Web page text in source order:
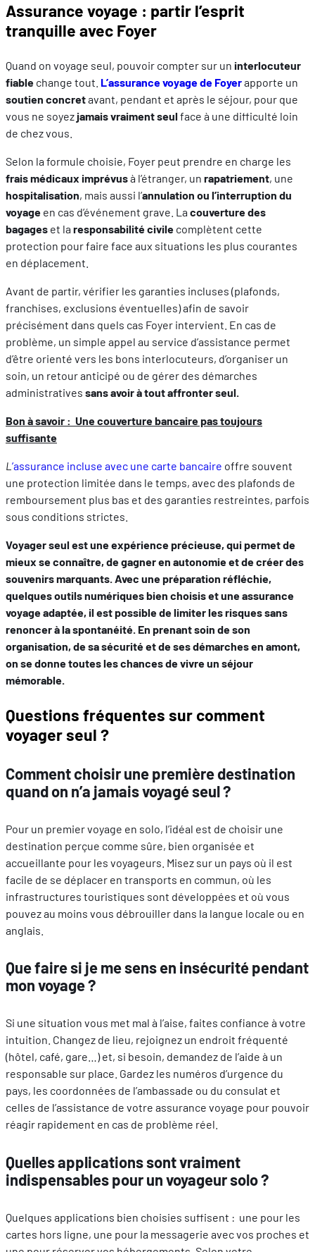
Assurance voyage : partir l’esprit
tranquille avec Foyer
Quand on voyage seul, pouvoir compter sur un interlocuteur
fiable change tout. L’assurance voyage de Foyerapporte un
soutien concretavant, pendant et après le séjour, pour que
vous ne soyez jamais vraiment seul face à une difficulté loin
de chez vous.
Selon la formule choisie, Foyer peut prendre en charge les
frais médicaux imprévusà l’étranger, un rapatriement, une
hospitalisation, mais aussi l’annulation ou l’interruption du
voyage en cas d’événement grave. La couverture des
bagages et la responsabilité civile complètent cette
protection pour faire face aux situations les plus courantes
en déplacement.
Avant de partir, vérifier les garanties incluses (plafonds,
franchises, exclusions éventuelles) afin de savoir
précisément dans quels cas Foyer intervient. En cas de
problème, un simple appel au service d’assistance permet
d’être orienté vers les bons interlocuteurs, d’organiser un
soin, un retour anticipé ou de gérer des démarches
administratives sans avoir à tout affronter seul.
Bon à savoir : Une couverture bancaire pas toujours
suffisante
L ’assurance incluse avec une carte bancaire offre souvent
une protection limitée dans le temps, avec des plafonds de
remboursement plus bas et des garanties restreintes, parfois
sous conditions strictes.
Voyager seul est une expérience précieuse, qui permet de
mieux se connaître, de gagner en autonomie et de créer des
souvenirs marquants. Avec une préparation réfléchie,
quelques outils numériques bien choisis et une assurance
voyage adaptée, il est possible de limiter les risques sans
renoncer à la spontanéité. En prenant soin de son
organisation, de sa sécurité et de ses démarches en amont,
on se donne toutes les chances de vivre un séjour
mémorable.
Questions fréquentes sur comment
voyager seul ?
Comment choisir une première destination
quand on n’a jamais voyagé seul ?
Pour un premier voyage en solo, l’idéal est de choisir une
destination perçue comme sûre, bien organisée et
accueillante pour les voyageurs. Misez sur un pays où il est
facile de se déplacer en transports en commun, où les
infrastructures touristiques sont développées et où vous
pouvez au moins vous débrouiller dans la langue locale ou en
anglais.
Que faire si je me sens en insécurité pendant
mon voyage ?
Si une situation vous met mal à l’aise, faites confiance à votre
intuition. Changez de lieu, rejoignez un endroit fréquenté
(hôtel, café, gare…) et, si besoin, demandez de l’aide à un
responsable sur place. Gardez les numéros d’urgence du
pays, les coordonnées de l’ambassade ou du consulat et
celles de l’assistance de votre assurance voyage pour pouvoir
réagir rapidement en cas de problème réel.
Quelles applications sont vraiment
indispensables pour un voyageur solo ?
Quelques applications bien choisies suffisent : une pour les
cartes hors ligne, une pour la messagerie avec vos proches et